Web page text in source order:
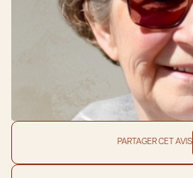
PARTAGER CET AVIS